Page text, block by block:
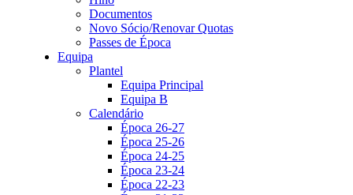
Documentos
Novo Sócio/Renovar Quotas
Passes de Época
Equipa
Plantel
Equipa Principal
Equipa B
Calendário
Época 26-27
Época 25-26
Época 24-25
Época 23-24
Época 22-23